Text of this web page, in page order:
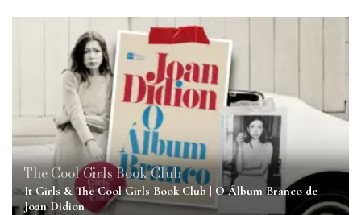
The Cool Girls Book Club
It Girls & The Cool Girls Book Club | O Álbum Branco de
Joan Didion